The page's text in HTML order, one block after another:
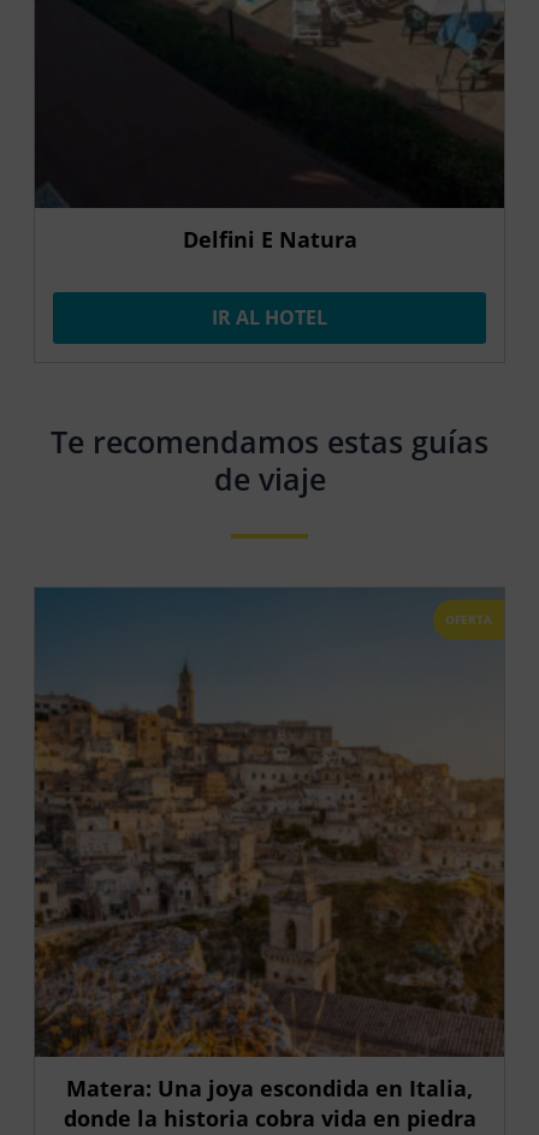
Delfini E Natura
IR AL HOTEL
Te recomendamos estas guías
de viaje
OFERTA
Matera: Una joya escondida en Italia,
donde la historia cobra vida en piedra